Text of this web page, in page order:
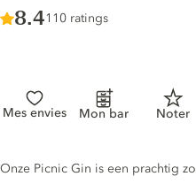
Score :
8.4/ 10
110 ratings
Mes envies Mon bar Noter
Gin description
Onze Picnic Gin is een prachtig